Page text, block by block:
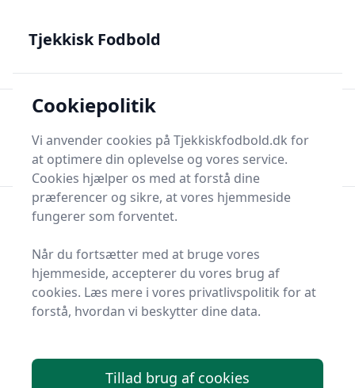
dansk
Søg nu
Tjekkisk Fodbold
Cookiepolitik
Vi anvender cookies på Tjekkiskfodbold.dk for
at optimere din oplevelse og vores service.
Cookies hjælper os med at forstå dine
præferencer og sikre, at vores hjemmeside
fungerer som forventet.
Når du fortsætter med at bruge vores
hjemmeside, accepterer du vores brug af
cookies. Læs mere i vores privatlivspolitik for at
forstå, hvordan vi beskytter dine data.
Tillad brug af cookies